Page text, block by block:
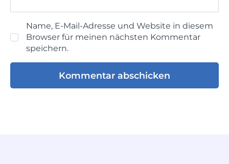
Name, E-Mail-Adresse und Website in diesem
Browser für meinen nächsten Kommentar
speichern.